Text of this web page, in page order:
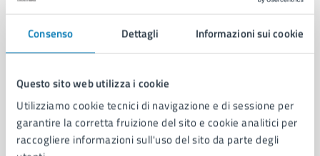
Consenso Dettagli Informazioni sui cookie
Questo sito web utilizza i cookie
Utilizziamo cookie tecnici di navigazione e di sessione per
garantire la corretta fruizione del sito e cookie analitici per
raccogliere informazioni sull'uso del sito da parte degli
Organi di governo
Municipalità
Uffici
Enti e fondazioni
Politici